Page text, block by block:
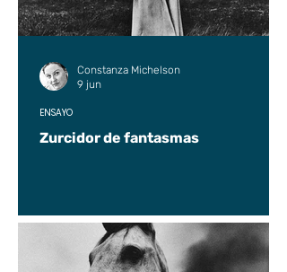
Zurcidor de fantasmas
ENSAYO
Constanza Michelson
9 jun